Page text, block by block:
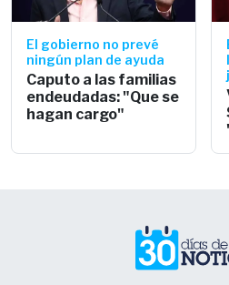
El gobierno no prevé
ningún plan de ayuda
Caputo a las familias
endeudadas: "Que se
hagan cargo"